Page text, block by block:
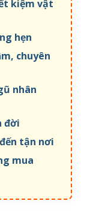
kiệm vật
hẹn
chuyên
nhân
đời
tận nơi
mua